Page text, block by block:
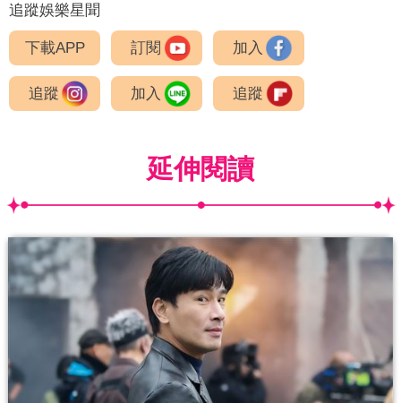
追蹤娛樂星聞
下載APP 訂閱 加入
追蹤 加入 追蹤
延伸閱讀